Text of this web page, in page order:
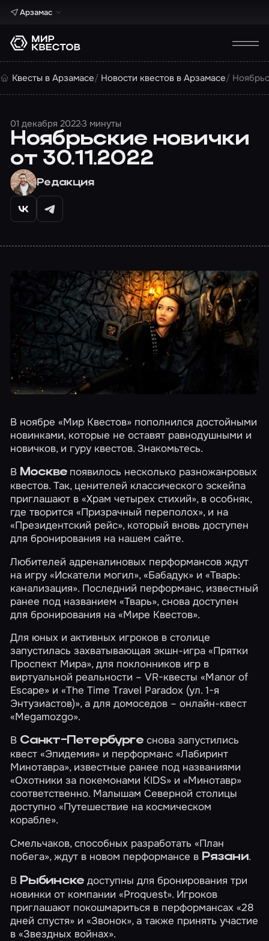
Арзамас
Квесты в Арзамасе Новости квестов в Арзамасе
01 декабря 20223 минуты
Ноябрьские новички
от 30.11.2022
Редакция
В ноябре «Мир Квестов» пополнился достойными
новинками, которые не оставят равнодушными и
новичков, и гуру квестов. Знакомьтесь.
В Москве появилось несколько разножанровых
квестов. Так, ценителей классического эскейпа
приглашают в«Храм четырех стихий», в особняк,
где творится«Призрачный переполох», и на
«Президентский рейс», который вновь доступен
для бронирования на нашем сайте.
Любителей адреналиновых перформансов ждут
на игру«Искатели могил»,«Бабадук» и«Тварь:
канализация». Последний перформанс, известный
ранее под названием «Тварь», снова доступен
для бронирования на «Мире Квестов».
Для юных и активных игроков в столице
запустилась захватывающая экшн-игра«Прятки
Проспект Мира», для поклонников игр в
виртуальной реальности – VR-квесты«Manor of
Escape» и«The Time Travel Paradox (ул. 1-я
Энтузиастов)», а для домоседов – онлайн-квест
«Megamozgo».
В Санкт-Петербургеснова запустились
квест«Эпидемия» и перформанс«Лабиринт
Минотавра», известные ранее под названиями
«Охотники за покемонами KIDS» и «Минотавр»
соответственно. Малышам Северной столицы
доступно«Путешествие на космическом
корабле».
Смельчаков, способных разработать«План
побега», ждут в новом перформансе в Рязани.
В Рыбинске доступны для бронирования три
новинки от компании «Proquest». Игроков
приглашают покошмариться в перформансах«28
дней спустя» и«Звонок», а также принять участие
в«Звездных войнах».